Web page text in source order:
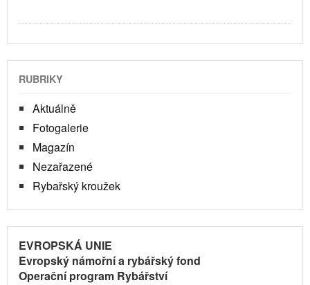
RUBRIKY
Aktuálně
Fotogalerie
Magazín
Nezařazené
Rybařský kroužek
EVROPSKÁ UNIE
Evropský námořní a rybářský fond
Operační program Rybářství